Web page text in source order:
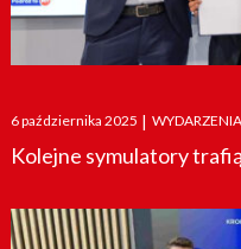
Posted
on
6 października 2025 | WYDARZENIA
Kolejne symulatory